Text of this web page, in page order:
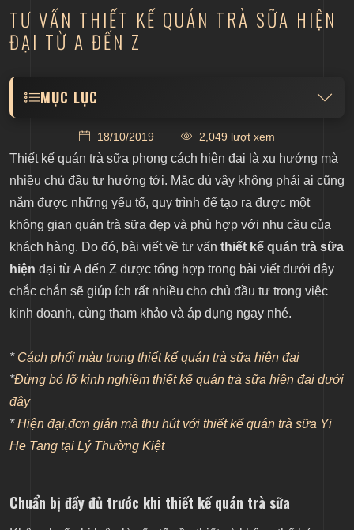
TƯ VẤN THIẾT KẾ QUÁN TRÀ SỮA HIỆN
ĐẠI TỪ A ĐẾN Z
MỤC LỤC
Lựa chọn diện tích, địa điểm thiết kế
Tìm kiếm ý tưởng thiết kế quán trà sữa hiện đại
Lựa chọn đơn vị thiết kế quán trà sữa
18/10/2019 2,049 lượt xem
Thiết kế quán trà sữa phong cách hiện đại là xu hướng mà
nhiều chủ đầu tư hướng tới. Mặc dù vậy không phải ai cũng
nắm được những yếu tố, quy trình để tạo ra được một
không gian quán trà sữa đẹp và phù hợp với nhu cầu của
khách hàng. Do đó, bài viết về tư vấn thiết kế quán trà sữa
hiện đại từ A đến Z được tổng hợp trong bài viết dưới đây
chắc chắn sẽ giúp ích rất nhiều cho chủ đầu tư trong việc
kinh doanh, cùng tham khảo và áp dụng ngay nhé.
* Cách phối màu trong thiết kế quán trà sữa hiện đại
*Đừng bỏ lỡ kinh nghiệm thiết kế quán trà sữa hiện đại dưới
đây
*Hiện đại,đơn giản mà thu hút với thiết kế quán trà sữa Yi
He Tang tại Lý Thường Kiệt
Chuẩn bị đầy đủ trước khi thiết kế quán trà sữa